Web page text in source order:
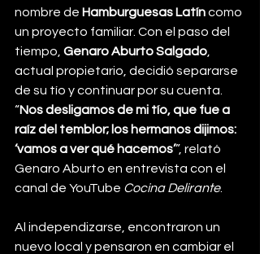
nombre de Hamburguesas Latín como
un proyecto familiar. Con el paso del
tiempo, Genaro Aburto Salgado
actual propietario, decidió separarse
de su tío y continuar por su cuenta.
“Nos desligamos de mi tío, que fue a
raíz del temblor; los hermanos dijimos:
‘vamos a ver qué hacemos’”, relató
Genaro Aburto en entrevista con el
canal de YouTube Cocina Delirante.
Al independizarse, encontraron un
nuevo local y pensaron en cambiar el